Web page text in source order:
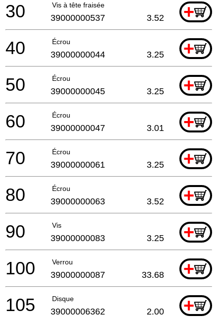
Vis à tête fraisée +
30 39000000537 3.52
Écrou +
40 39000000044 3.25
Écrou +
50 39000000045 3.25
Écrou +
60 39000000047 3.01
Écrou +
70 39000000061 3.25
Écrou +
80 39000000063 3.52
Vis +
90 39000000083 3.25
Verrou +
100 39000000087 33.68
Disque +
105 39000006362 2.00